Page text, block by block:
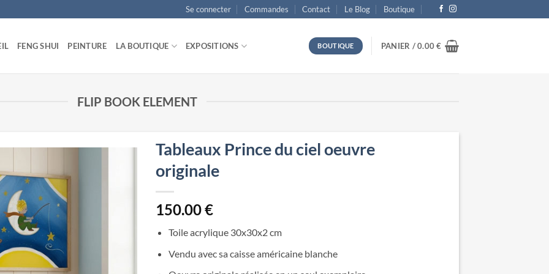
Se connecter Commandes Contact Le Blog Boutique
FENG SHUI PEINTURE LA BOUTIQUE EXPOSITIONS BOUTIQUE PANIER /0.00€
FLIP BOOK ELEMENT
Tableaux Prince du ciel oeuvre
originale
150.00€
Toile acrylique 30x30x2 cm
Vendu avec sa caisse américaine blanche